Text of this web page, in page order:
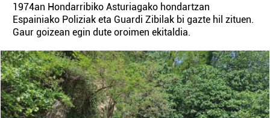
1974an Hondarribiko Asturiagako hondartzan
Espainiako Poliziak eta Guardi Zibilak bi gazte hil zituen.
Gaur goizean egin dute oroimen ekitaldia.